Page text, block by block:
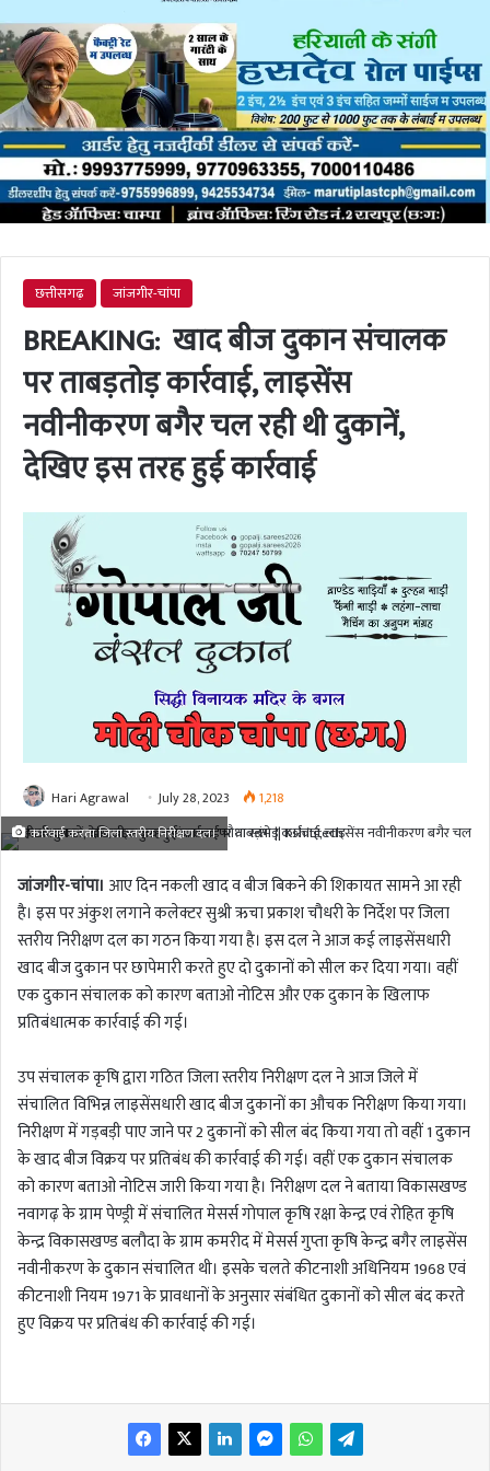
छत्तीसगढ़ जांजगीर-चांपा
BREAKING: खाद बीज दुकान संचालक
पर ताबड़तोड़ कार्रवाई, लाइसेंस
नवीनीकरण बगैर चल रही थी दुकानें,
देखिए इस तरह हुई कार्रवाई
Hari Agrawal July 28, 2023 1,218
कार्रवाई करता जिला स्तरीय निरीक्षण दल।
जांजगीर-चांपा। आए दिन नकली खाद व बीज बिकने की शिकायत सामने आ रही
है। इस पर अंकुश लगाने कलेक्टर सुश्री ऋचा प्रकाश चौधरी के निर्देश पर जिला
स्तरीय निरीक्षण दल का गठन किया गया है। इस दल ने आज कई लाइसेंसधारी
खाद बीज दुकान पर छापेमारी करते हुए दो दुकानों को सील कर दिया गया। वहीं
एक दुकान संचालक को कारण बताओ नोटिस और एक दुकान के खिलाफ
प्रतिबंधात्मक कार्रवाई की गई।
उप संचालक कृषि द्वारा गठित जिला स्तरीय निरीक्षण दल ने आज जिले में
संचालित विभिन्न लाइसेंसधारी खाद बीज दुकानों का औचक निरीक्षण किया गया।
निरीक्षण में गड़बड़ी पाए जाने पर 2 दुकानों को सील बंद किया गया तो वहीं 1 दुकान
के खाद बीज विक्रय पर प्रतिबंध की कार्रवाई की गई। वहीं एक दुकान संचालक
को कारण बताओ नोटिस जारी किया गया है। निरीक्षण दल ने बताया विकासखण्ड
नवागढ़ के ग्राम पेण्ड्री में संचालित मेसर्स गोपाल कृषि रक्षा केन्द्र एवं रोहित कृषि
केन्द्र विकासखण्ड बलौदा के ग्राम कमरीद में मेसर्स गुप्ता कृषि केन्द्र बगैर लाइसेंस
नवीनीकरण के दुकान संचालित थी। इसके चलते कीटनाशी अधिनियम 1968 एवं
कीटनाशी नियम 1971 के प्रावधानों के अनुसार संबंधित दुकानों को सील बंद करते
हुए विक्रय पर प्रतिबंध की कार्रवाई की गई।